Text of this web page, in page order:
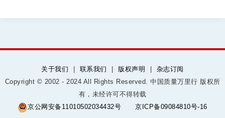
关于我们 联系我们 版权声明
杂志订阅
Copyright © 2002 - 2024 All Rights Reserved. 中国质量万里行 版权所
有，未经许可不得转载
京公网安备11010502034432号
京ICP备09084810号-16